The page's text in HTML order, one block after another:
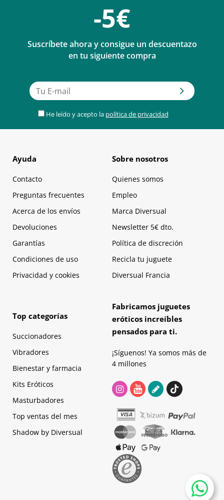
-5€
Suscríbete ahora y consigue un descuentazo
en tu siguiente compra
He leído y acepto la política de privacidad
Ayuda
Contacto
Preguntas frecuentes
Acerca de los envíos
Devoluciones
Garantías
Condiciones de uso
Privacidad y cookies
Sobre nosotros
Quienes somos
Empleo
Marca Diversual
Newsletter 5€ dto.
Política de discreción
Recicla tu juguete
Diversual Francia
Top categorías
Succionadores
Vibradores
Bienestar y farmacia
Kits Eróticos
Masturbadores
Top ventas del mes
Shadow by Diversual
Fabricamos juguetes
eróticos increíbles
pensados para ti.
¡Síguenos! Ya somos más de
4 millones